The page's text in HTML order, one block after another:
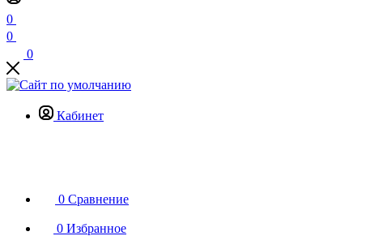
0
0
0
Кабинет
0 Сравнение
0 Избранное